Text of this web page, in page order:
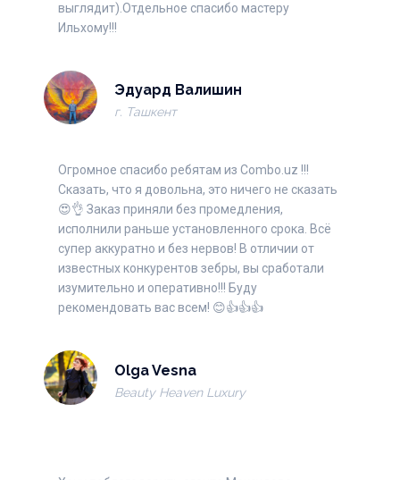
выглядит).Отдельное спасибо мастеру
Ильхому!!!
Эдуард Валишин
г. Ташкент
Огромное спасибо ребятам из Combo.uz !!!
Сказать, что я довольна, это ничего не сказать
😍👌 Заказ приняли без промедления,
исполнили раньше установленного срока. Всё
супер аккуратно и без нервов! В отличии от
известных конкурентов зебры, вы сработали
изумительно и оперативно!!! Буду
рекомендовать вас всем! 😊👍👍👍
Olga Vesna
Beauty Heaven Luxury